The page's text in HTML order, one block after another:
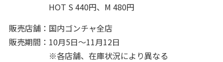
HOT S 440円、M 480円
販売店舗：国内ゴンチャ全店
販売期間：10月5日～11月12日
※各店舗、在庫状況により異なる